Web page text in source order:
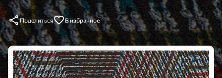
Поделиться В избранное